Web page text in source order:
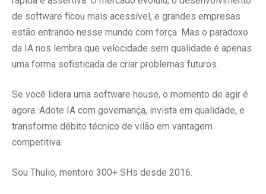
de software ficou mais acessível, e grandes empresas
estão entrando nesse mundo com força. Mas o paradoxo
da IA nos lembra que velocidade sem qualidade é apenas
uma forma sofisticada de criar problemas futuros.
Se você lidera uma software house, o momento de agir é
agora. Adote IA com governança, invista em qualidade, e
transforme débito técnico de vilão em vantagem
competitiva.
Sou Thulio, mentoro 300+ SHs desde 2016.